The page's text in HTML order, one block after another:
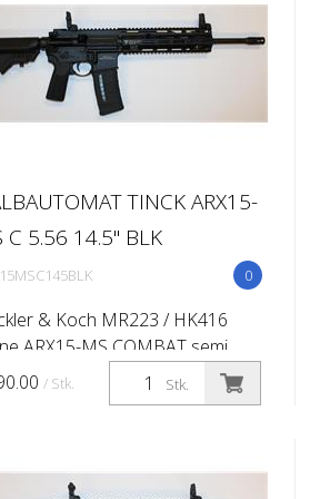
TINCK ARX15-
C 5.56 14.5'' BLK
0
& Koch MR223 / HK416
ARX15-MS COMBAT semi
rifle Caliber: 5.56x45 (.223
Barrel length:14.5'' (Twist rate
Stk.
/ Stk.